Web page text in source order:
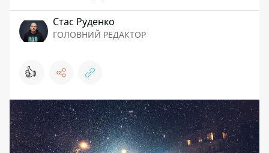
Стас Руденко
ГОЛОВНИЙ РЕДАКТОР
👍